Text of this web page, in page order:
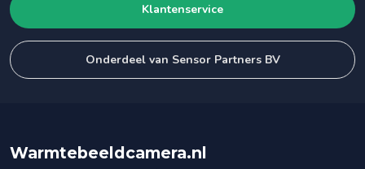
Klantenservice
Onderdeel van Sensor Partners BV
Warmtebeeldcamera.nl